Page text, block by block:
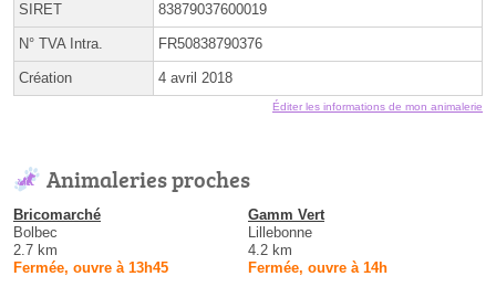
SIRET 83879037600019
N° TVA Intra. FR50838790376
Création 4 avril 2018
Éditer les informations de mon animalerie
Animaleries proches
Bricomarché
Bolbec
2.7 km
Fermée, ouvre à 13h45
Gamm Vert
Lillebonne
4.2 km
Fermée, ouvre à 14h